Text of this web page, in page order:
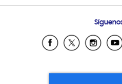
Samsung
Samsung El
Samsung